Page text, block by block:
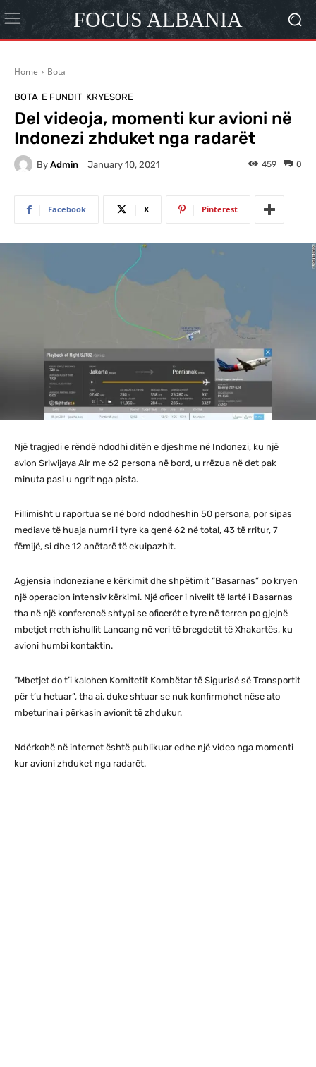
FOCUS ALBANIA
Home Bota
BOTA E FUNDIT KRYESORE
Del videoja, momenti kur avioni në
Indonezi zhduket nga radarët
By Admin January 10, 2021 0
459
Facebook X Pinterest
Një tragjedi e rëndë ndodhi ditën e djeshme në Indonezi, ku një
avion Sriwijaya Air me 62 persona në bord, u rrëzua në det pak
minuta pasi u ngrit nga pista.
Fillimisht u raportua se në bord ndodheshin 50 persona, por sipas
mediave të huaja numri i tyre ka qenë 62 në total, 43 të rritur, 7
fëmijë, si dhe 12 anëtarë të ekuipazhit.
Agjensia indoneziane e kërkimit dhe shpëtimit “Basarnas” po kryen
një operacion intensiv kërkimi. Një oficer i nivelit të lartë i Basarnas
tha në një konferencë shtypi se oficerët e tyre në terren po gjejnë
mbetjet rreth ishullit Lancang në veri të bregdetit të Xhakartës, ku
avioni humbi kontaktin.
“Mbetjet do t’i kalohen Komitetit Kombëtar të Sigurisë së Transportit
për t’u hetuar”, tha ai, duke shtuar se nuk konfirmohet nëse ato
mbeturina i përkasin avionit të zhdukur.
Ndërkohë në internet është publikuar edhe një video nga momenti
kur avioni zhduket nga radarët.